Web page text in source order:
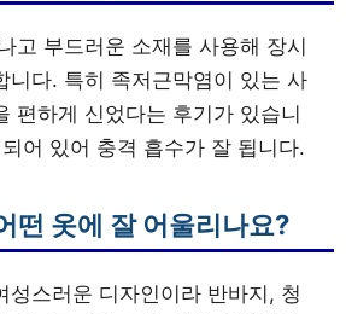
고 부드러운 소재를 사용해 장시
니다. 특히 족저근막염이 있는 사
편하게 신었다는 후기가 있습니
어 있어 충격 흡수가 잘 됩니다.
떤 옷에 잘 어울리나요?
성스러운 디자인이라 반바지, 청